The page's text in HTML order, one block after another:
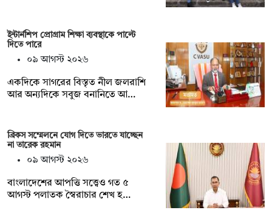
ইন্টার্নশিপ প্রোগ্রাম শিক্ষা ব্যবস্থাকে পাল্টে
দিতে পারে
০৯ আগস্ট ২০২৬
একদিকে সাগরের বিস্তৃত নীল জলরাশি
আর অন্যদিকে সবুজ বনানিতে আ…
ব্রিকস সম্মেলনে যোগ দিতে ভারতে যাচ্ছেন
না তারেক রহমান
০৯ আগস্ট ২০২৬
বাংলাদেশের আপত্তি সত্ত্বেও গত ৫
আগস্ট পলাতক স্বৈরাচার শেখ হ…